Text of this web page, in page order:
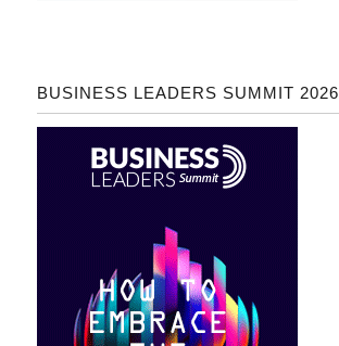
BUSINESS LEADERS SUMMIT 2026